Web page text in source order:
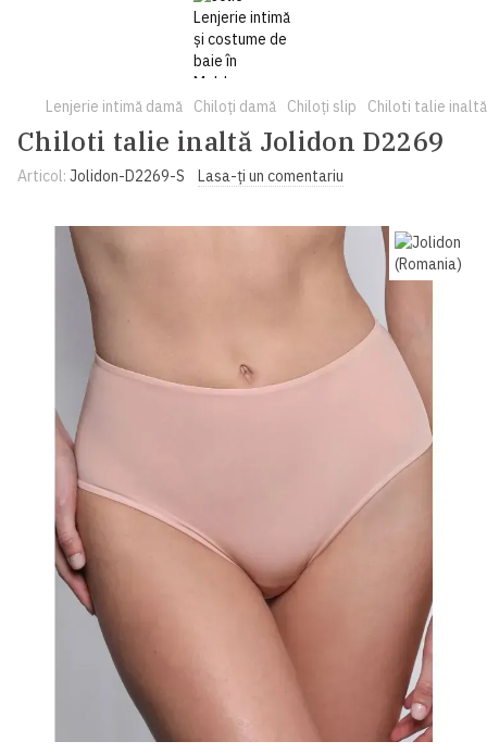
Lenjerie intimă damă Chiloți damă Chiloți slip Chiloti talie
Chiloti talie inaltă Jolidon D2269
Articol: Jolidon-D2269-S Lasa-ți un comentariu